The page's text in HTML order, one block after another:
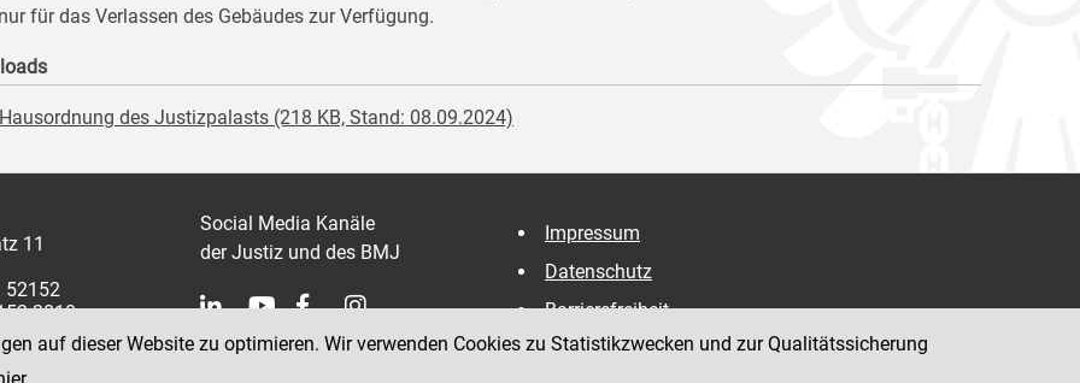
für das Verlassen des Gebäudes zur Verfügung.
Hausordnung des Justizpalasts (218 KB, Stand: 08.09.2024)
11
52152
3810
Social Media Kanäle
der Justiz und des BMJ
Impressum
Datenschutz
Barrierefreiheit
Hinweisgeber:innenplattform (für Mitarbeiter:innen)
auf dieser Website zu optimieren. Wir verwenden Cookies zu Statistikzwecken und zur Qualitätssicherung